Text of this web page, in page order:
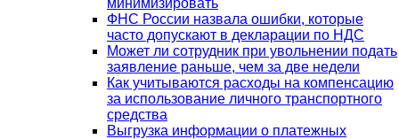
минимизировать
ФНС России назвала ошибки, которые
часто допускают в декларации по НДС
Может ли сотрудник при увольнении подать
заявление раньше, чем за две недели
Как учитываются расходы на компенсацию
за использование личного транспортного
средства
Выгрузка информации о платежных